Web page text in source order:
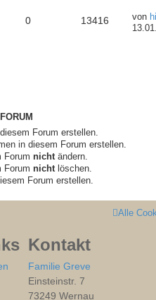
0 13416 von
Forum erstellen.
in diesem Forum erstellen.
Forum nichtändern.
Forum nichtlöschen.
Forum erstellen.
Alle
Kontakt
Familie Greve
Einsteinstr. 7
73249 Wernau